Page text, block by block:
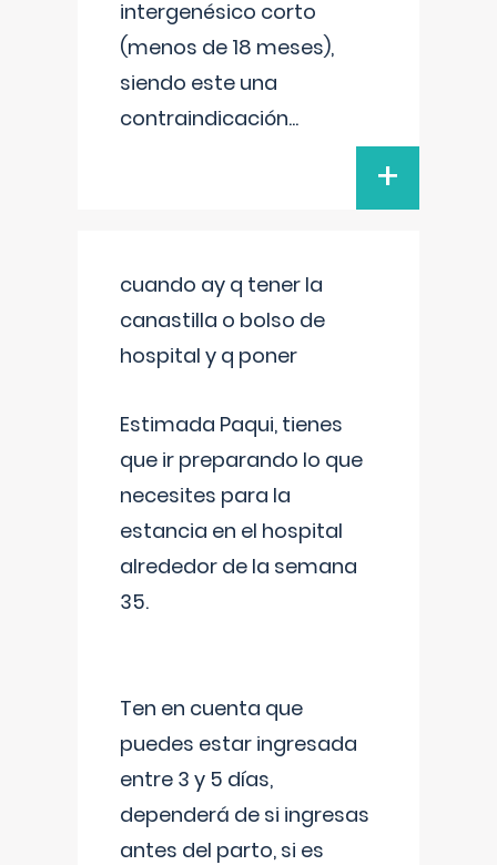
intergenésico corto
(menos de 18 meses),
siendo este una
contraindicación...
+
cuando ay q tener la
canastilla o bolso de
hospital y q poner
Estimada Paqui, tienes
que ir preparando lo que
necesites para la
estancia en el hospital
alrededor de la semana
35.
Ten en cuenta que
puedes estar ingresada
entre 3 y 5 días,
dependerá de si ingresas
antes del parto, si es